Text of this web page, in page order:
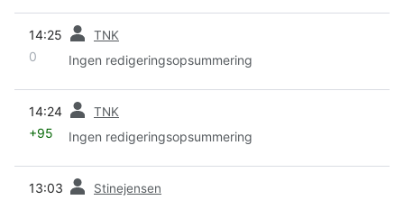
14:25 TNK
0 Ingen redigeringsopsummering
14:24 TNK
+95 Ingen redigeringsopsummering
13:03 Stinejensen